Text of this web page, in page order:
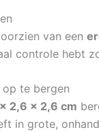
van een
controle hebt
te bergen
2,6 x 2,6 cm
in grote,